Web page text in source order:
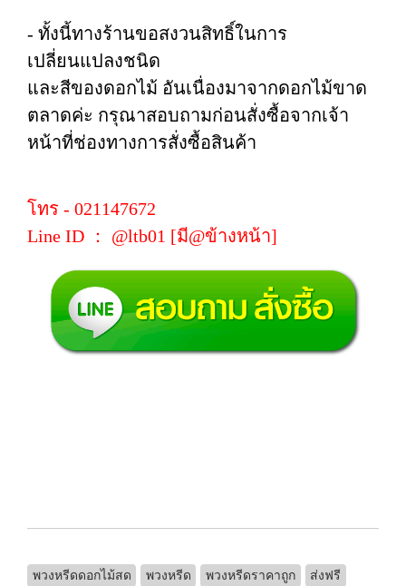
- ทั้งนี้ทางร้านขอสงวนสิทธิ์ในการ
เปลี่ยนแปลงชนิด
และสีของดอกไม้ อันเนื่องมาจากดอกไม้ขาด
ตลาดค่ะ กรุณาสอบถามก่อนสั่งซื้อจากเจ้า
หน้าที่ช่องทางการสั่งซื้อสินค้า
โทร - 021147672
Line ID ： @ltb01 [มี@ข้างหน้า]
พวงหรีดดอกไม้สด พวงหรีด พวงหรีดราคาถูก ส่งฟรี